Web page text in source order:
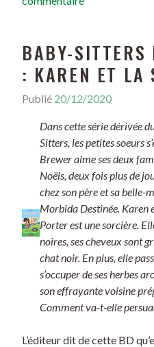
BABY-SITTERS
: KAREN ET LA
Publié 20/12/2020
Dans cette série dérivée
Sitters, les petites soeurs
Brewer aime ses deux
Noëls, deux fois plus de
chez son père et sa
Morbida Destinée. Karen
Porter est une sorcière.
noires, ses cheveux sont
chat noir. En plus, elle
s’occuper de ses herbes
son effrayante voisine
Comment va-t-elle
L’éditeur dit de cette BD